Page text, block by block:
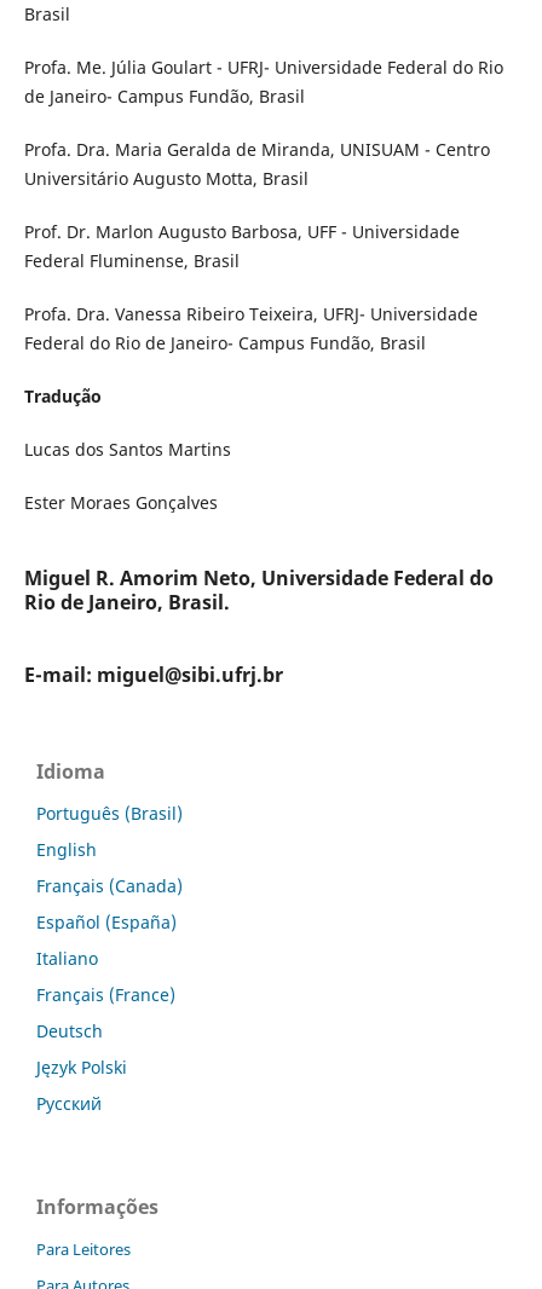
Brasil
Profa. Me. Júlia Goulart - UFRJ- Universidade Federal do Rio
de Janeiro- Campus Fundão, Brasil
Profa. Dra. Maria Geralda de Miranda, UNISUAM - Centro
Universitário Augusto Motta, Brasil
Prof. Dr. Marlon Augusto Barbosa, UFF - Universidade
Federal Fluminense, Brasil
Profa. Dra. Vanessa Ribeiro Teixeira, UFRJ- Universidade
Federal do Rio de Janeiro- Campus Fundão, Brasil
Tradução
Lucas dos Santos Martins
Ester Moraes Gonçalves
Miguel R. Amorim Neto, Universidade Federal do
Rio de Janeiro, Brasil.
E-mail: miguel@sibi.ufrj.br
Idioma
Português (Brasil)
English
Français (Canada)
Español (España)
Italiano
Français (France)
Deutsch
Język Polski
Русский
Informações
Para Leitores